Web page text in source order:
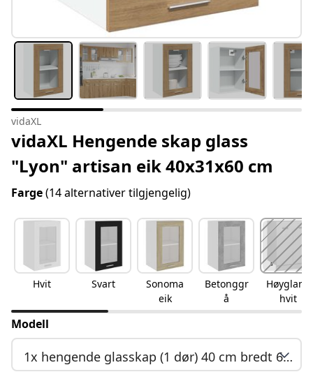
vidaXL
vidaXL Hengende skap glass
"Lyon" artisan eik 40x31x60 cm
Farge(14 alternativer tilgjengelig)
Hvit Svart
Sonoma
eik
Betonggr
å
Høyglans
hvit
Modell
1x hengende glasskap (1 dør) 40 cm bredt 60 cm høyt